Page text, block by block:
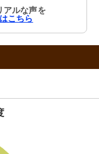
アルな声を
こちら